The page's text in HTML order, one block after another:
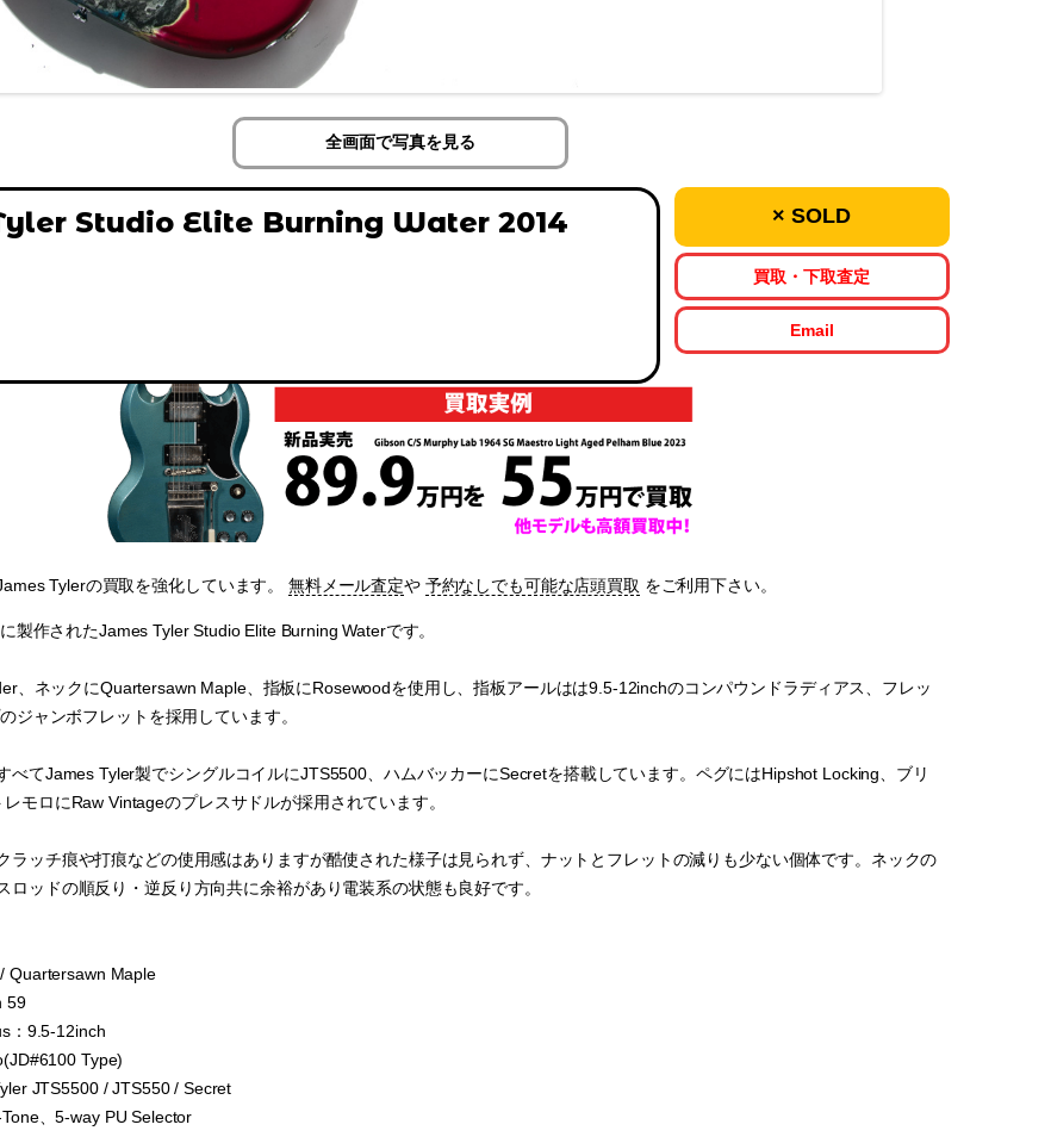
全画面で写真を見る
Studio Elite Burning Water 2014 × SOLD
買取・下取査定
Email
Tylerの買取を強化しています。 無料メール査定や 予約なしでも可能な店頭買取 をご利用下さい。
製作されたJames Tyler Studio Elite Burning Waterです。
、ネックにQuartersawn Maple、指板にRosewoodを使用し、指板アールはは9.5-12inchのコンパウンドラディアス、フレッ
ジャンボフレットを採用しています。
べてJames Tyler製でシングルコイルにJTS5500、ハムバッカーにSecretを搭載しています。ペグにはHipshot Locking、ブリ
モロにRaw Vintageのプレスサドルが採用されています。
ラッチ痕や打痕などの使用感はありますが酷使された様子は見られず、ナットとフレットの減りも少ない個体です。ネックの
ロッドの順反り・逆反り方向共に余裕があり電装系の状態も良好です。
Quartersawn Maple
59
：9.5-12inch
Type)
JTS5500 / JTS550 / Secret
、5-way PU Selector